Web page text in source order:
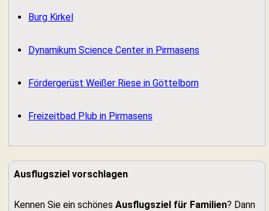
Burg Kirkel
Dynamikum Science Center in Pirmasens
Fördergerüst Weißer Riese in Göttelborn
Freizeitbad Plub in Pirmasens
Ausflugsziel vorschlagen
Kennen Sie ein schönes Ausflugsziel für Familien? Dann